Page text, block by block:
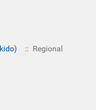
:: Regional